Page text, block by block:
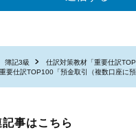
簿記3級
仕訳対策教材「重要仕訳
要仕訳TOP100「預金取引（複数口座に預
事はこちら